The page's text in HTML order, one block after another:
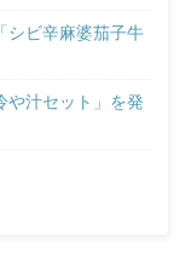
シビ辛麻婆茄子牛
や汁セット」を発